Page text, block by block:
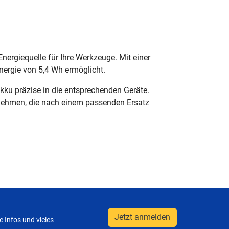
für Ihre Werkzeuge. Mit einer
von 5,4 Wh ermöglicht.
präzise in die entsprechenden Geräte.
die nach einem passenden Ersatz
Infos und vieles
Jetzt anmelden